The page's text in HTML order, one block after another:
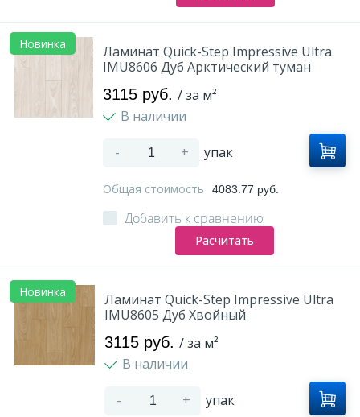
Новинка
Ламинат Quick-Step Impressive Ultra
IMU8606 Дуб Арктический туман
3115 руб. / за м²
В наличии
- + упак
Общая стоимость 4083.77 руб.
Добавить к сравнению
Расчитать
Новинка
Ламинат Quick-Step Impressive Ultra
IMU8605 Дуб Хвойный
3115 руб. / за м²
В наличии
- + упак